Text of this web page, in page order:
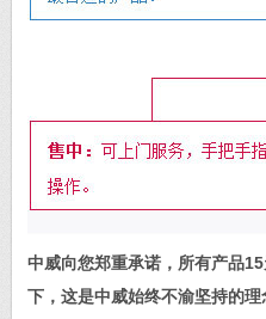
中威向您郑重承诺，所有产品
下，这是中威始终不渝坚持的